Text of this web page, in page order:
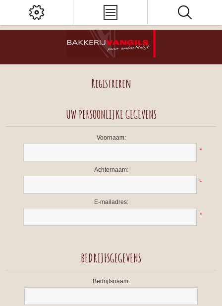
Registreren
UW PERSOONLIJKE GEGEVENS
Voornaam:
*
Achternaam:
*
E-mailadres:
*
BEDRIJFSGEGEVENS
Bedrijfsnaam: